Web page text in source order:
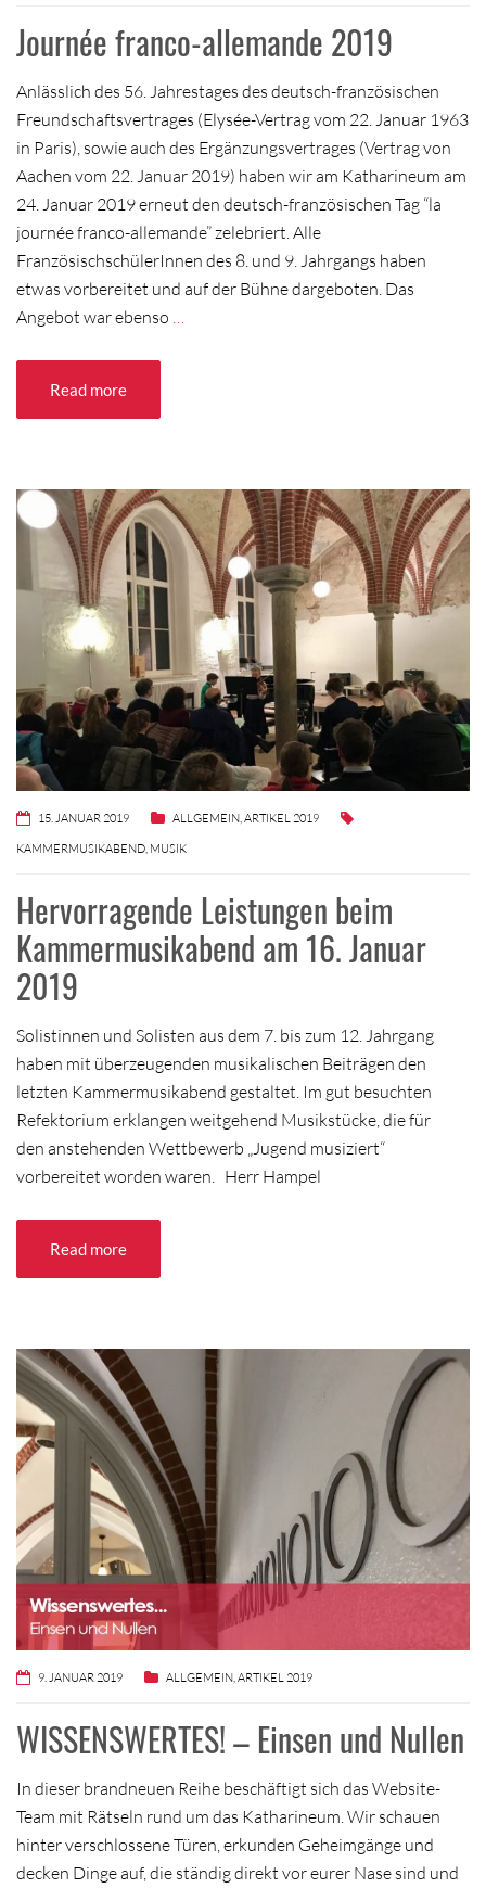
Journée franco-allemande 2019
Anlässlich des 56. Jahrestages des deutsch-französischen
Freundschaftsvertrages (Elysée-Vertrag vom 22. Januar 1963
in Paris), sowie auch des Ergänzungsvertrages (Vertrag von
Aachen vom 22. Januar 2019) haben wir am Katharineum am
24. Januar 2019 erneut den deutsch-französischen Tag “la
journée franco-allemande” zelebriert. Alle
FranzösischschülerInnen des 8. und 9. Jahrgangs haben
etwas vorbereitet und auf der Bühne dargeboten. Das
Angebot war ebenso
Read more
15. JANUAR 2019 ALLGEMEIN,ARTIKEL 2019
KAMMERMUSIKABEND, MUSIK
Hervorragende Leistungen beim
Kammermusikabend am 16. Januar
2019
Solistinnen und Solisten aus dem 7. bis zum 12. Jahrgang
haben mit überzeugenden musikalischen Beiträgen den
letzten Kammermusikabend gestaltet. Im gut besuchten
Refektorium erklangen weitgehend Musikstücke, die für
den anstehenden Wettbewerb „Jugend musiziert“
vorbereitet worden waren. Herr Hampel
Read more
9. JANUAR 2019 ALLGEMEIN ARTIKEL 2019
WISSENSWERTES! – Einsen und Nullen
In dieser brandneuen Reihe beschäftigt sich das Website-
Team mit Rätseln rund um das Katharineum. Wir schauen
hinter verschlossene Türen, erkunden Geheimgänge und
decken Dinge auf, die ständig direkt vor eurer Nase sind und